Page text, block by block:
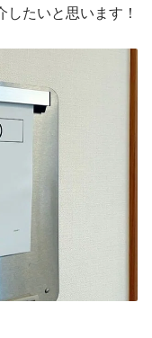
たいと思います！